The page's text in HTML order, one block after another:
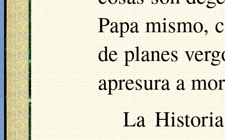
Papa mismo,
de planes
apresura a
La